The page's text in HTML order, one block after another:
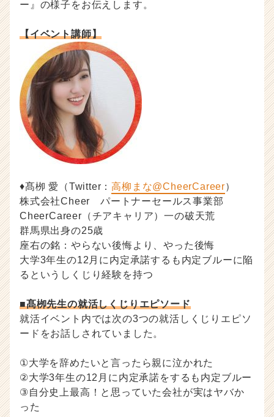
ノ
ウ
記
ャ
ー・
成
企
業
ら
ス
カ
ウ
ト
届
く
就
活
イ
ト
チ
ー』の様子をお伝えします。
【イベント講師】
♦髙栁 愛（Twitter： 高柳まな@CheerCareer）
株式会社Cheer パートナーセールス事業部
CheerCareer（チアキャリア）一の破天荒
群馬県出身の25歳
座右の銘：やらない後悔より、やった後悔
大学3年生の12月に内定承諾するも内定ブルーに陥
るというしくじり経験を持つ
■髙栁先生の就活しくじりエピソード
就活イベント内では次の3つの就活しくじりエピソ
ードをお話しされていました。
①大学を辞めたいと言ったら親に泣かれた
②大学3年生の12月に内定承諾をするも内定ブルー
③自分史上最高！と思っていた会社が実はヤバか
った